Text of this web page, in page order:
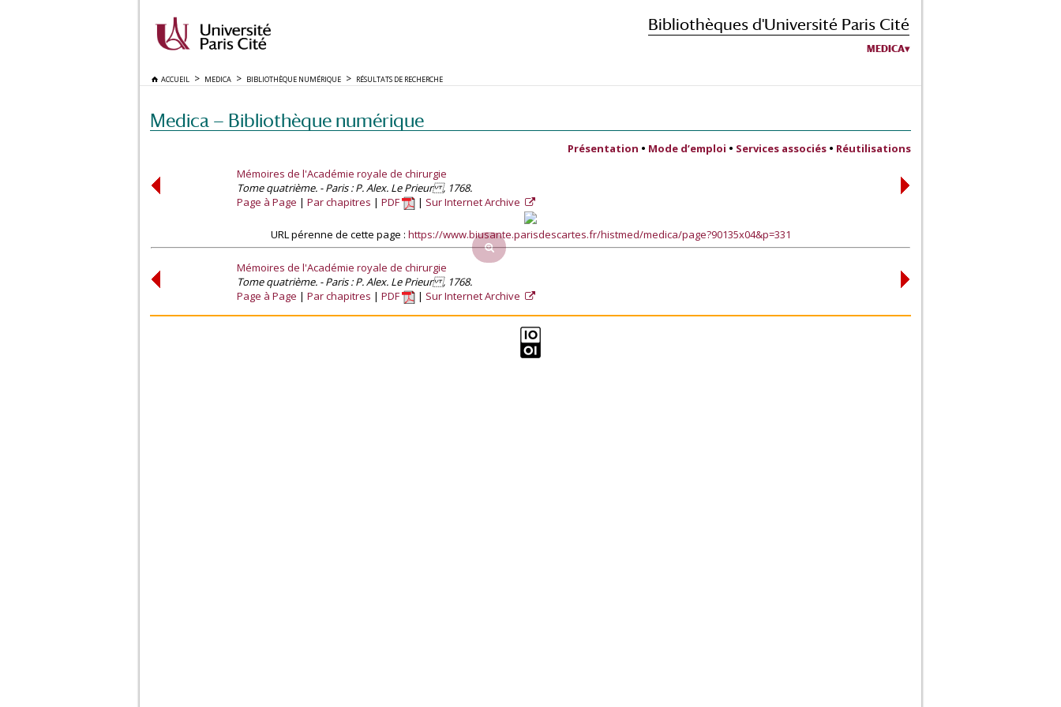
Bibliothèques d'Université Paris Cité
MEDICA
ACCUEIL MEDICA BIBLIOTHÈQUE NUMÉRIQUE RÉSULTATS DE RECHERCHE
Medica — Bibliothèque numérique
Présentation • Mode d’emploi • Services associés • Réutilisations
Mémoires de l'Académie royale de chirurgie
Tome quatrième. - Paris : P. Alex. Le Prieur , 1768.
Page à Page
Par chapitres PDF Sur Internet Archive
URL pérenne de cette page : https://www.biusante.parisdescartes.fr/histmed/medica/page?90135x04&p=331
Mémoires de l'Académie royale de chirurgie
Tome quatrième. - Paris : P. Alex. Le Prieur , 1768.
Page à Page
Par chapitres PDF Sur Internet Archive